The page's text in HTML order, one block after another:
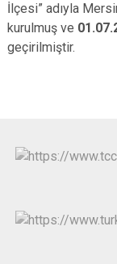
İlçesi” adıyla
kurulmuş ve
geçirilmiştir.